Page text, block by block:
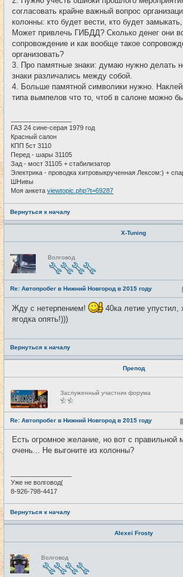
согласовать крайне важный вопрос
колонны: кто будет вести, кто будет
Может привлечь ГИБДД? Сколько денег они
сопровождение и как вообще такое
организовать?
3. Про памятные знаки: думаю нужно делать
знаки различались между собой.
4. Больше памятной символики нужно.
типа вымпелов что то, чтоб в салоне можно
ГАЗ 24 сине-серая 1979 год
Красный салон
КПП 5ст 3110
Перед - шары 31105
Зад - мост 31105 + стабилизатор
Электрика - проводка хитровыкрученная Лексом:) +
ШНивы
Моя анкета viewtopic.php?t=69287
Вернуться к началу
X-Tuning
Н
е
в
с
е
т
и
Волговод
Re: Автопробег в Нижний Новгород в 2015 году
Жду с нетерпением!
40ка летие упустил,
ягодка опять!)))
Вернуться к началу
Препод
Н
е
в
с
е
Заслуженный участник форума
Re: Автопробег в Нижний Новгород в 2015 году
Есть огромное желание, но вот с правильной
очень... Не выгоните из колонны?
Уже не волговод(
8-926-798-4417
Вернуться к началу
Alexei Frosty
Н
е
в
с
Волговод